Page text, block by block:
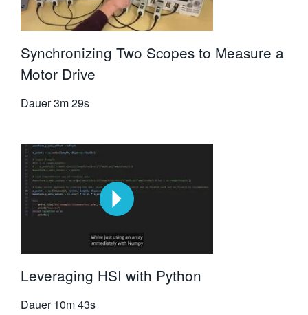
Synchronizing Two Scopes to Measure a
Motor Drive
Dauer3m 29s
Leveraging HSI with Python
Dauer 10m 43s